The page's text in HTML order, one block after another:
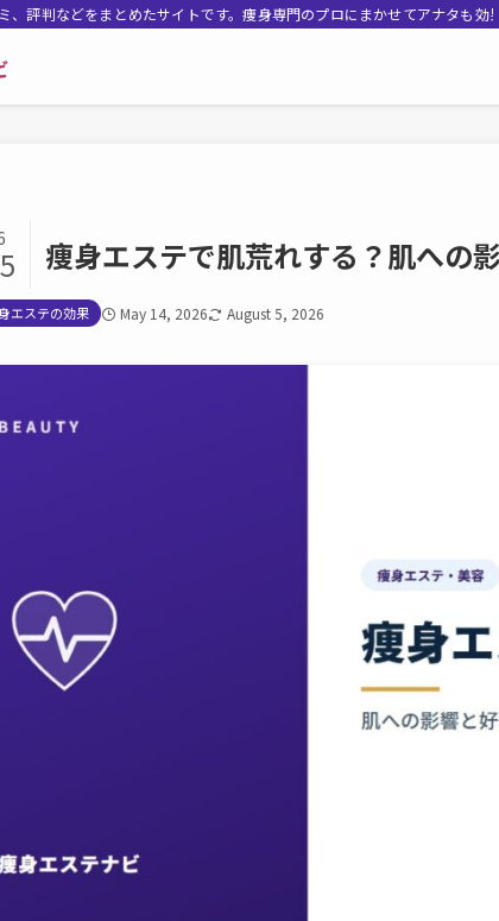
、評判などをまとめたサイトです。痩身専門のプロにまかせてアナタも効
痩身エステで肌荒れする？肌への
エステの効果 May 14, 2026 August 5, 2026